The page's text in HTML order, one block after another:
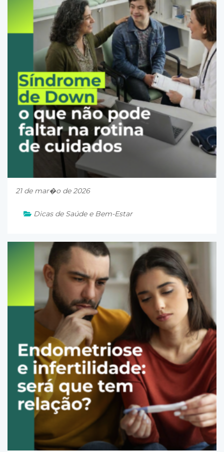
21 de mar�o de 2026
Dicas de Saúde e Bem-Estar